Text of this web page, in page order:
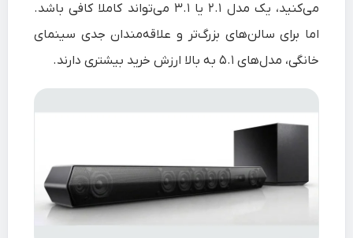
می‌کنید، یک مدل ۲.۱ یا ۳.۱ می‌تواند کاملا کافی باشد.
اما برای سالن‌های بزرگ‌تر و علاقه‌مندان جدی سینمای
خانگی، مدل‌های ۵.۱ به بالا ارزش خرید بیشتری دارند.